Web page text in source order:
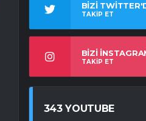
BİZİ
TAKİP ET
BİZİ
TAKİP ET
343 YOUTUBE